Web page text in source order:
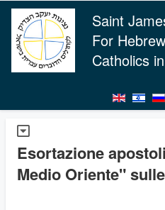
Saint
For
Catholics
Esortazione
Medio Oriente"